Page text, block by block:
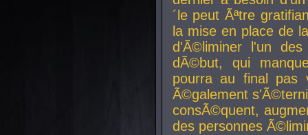
´le peut Ãªtre
la mise en place de
d'Ã©liminer l'un
dÃ©but, qui
pourra au final pas
Ã©galement
consÃ©quent,
des personnes